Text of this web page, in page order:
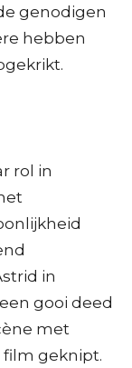
genodigen
hebben
rol in
in
gooi deed
met
geknipt.